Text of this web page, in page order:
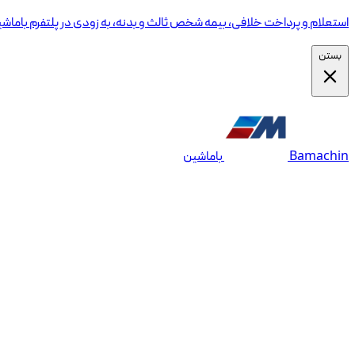
استعلام و پرداخت خلافی، بیمه شخص ثالث و بدنه، به زودی در پلتفرم
بستن
Bamachin باماشین